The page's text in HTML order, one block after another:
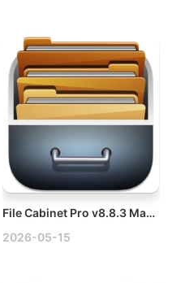
File Cabinet Pro v8.8.3 Mac菜单栏文件快捷管理工具
2026-05-15